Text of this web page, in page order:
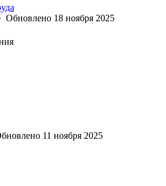
Обновлено 18 ноября 2025
11 ноября 2025